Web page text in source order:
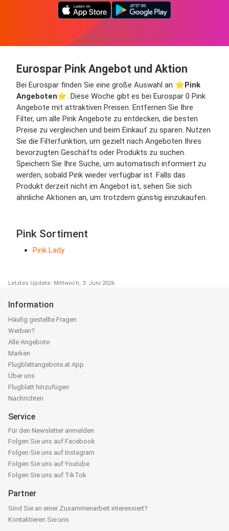
Eurospar Pink Angebot und Aktion
Bei Eurospar finden Sie eine große Auswahl an ⭐️ Pink
Angeboten⭐️. Diese Woche gibt es bei Eurospar 0 Pink
Angebote mit attraktiven Preisen. Entfernen Sie Ihre
Filter, um alle Pink Angebote zu entdecken, die besten
Preise zu vergleichen und beim Einkauf zu sparen. Nutzen
Sie die Filterfunktion, um gezielt nach Angeboten Ihres
bevorzugten Geschäfts oder Produkts zu suchen.
Speichern Sie Ihre Suche, um automatisch informiert zu
werden, sobald Pink wieder verfügbar ist. Falls das
Produkt derzeit nicht im Angebot ist, sehen Sie sich
ähnliche Aktionen an, um trotzdem günstig einzukaufen.
Pink Sortiment
Pink Lady
Letztes Update: Mittwoch, 3. Juni 2026
Information
Häufig gestellte Fragen
Werben?
Alle Angebote
Marken
Flugblattangebote.at App
Über uns
Flugblatt hinzufügen
Nachrichten
Service
Für den Newsletter anmelden
Folgen Sie uns auf Facebook
Folgen Sie uns auf Instagram
Folgen Sie uns auf Youtube
Folgen Sie uns auf TikTok
Partner
Sind Sie an einer Zusammenarbeit interessiert?
Kontaktieren Sie uns